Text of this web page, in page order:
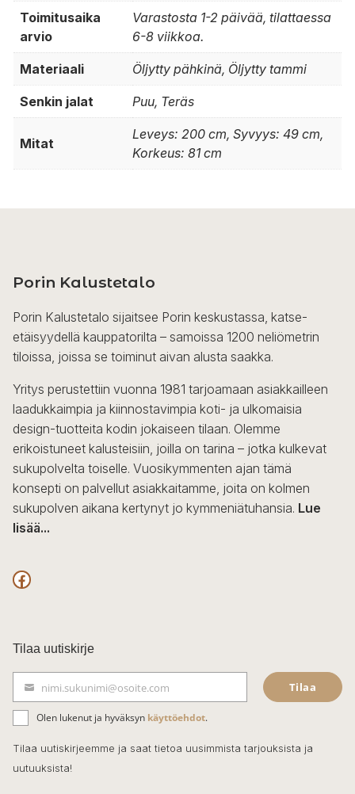
Toimitusaika
arvio
Varastosta 1-2 päivää, tilattaessa
6-8 viikkoa.
Materiaali Öljytty pähkinä, Öljytty tammi
Senkin jalat Puu, Teräs
Mitat
Leveys: 200 cm, Syvyys: 49 cm,
Korkeus: 81 cm
Porin Kalustetalo
Porin Kalustetalo sijaitsee Porin keskustassa, katse-
etäisyydellä kauppatorilta – samoissa 1200 neliömetrin
tiloissa, joissa se toiminut aivan alusta saakka.
Yritys perustettiin vuonna 1981 tarjoamaan asiakkailleen
laadukkaimpia ja kiinnostavimpia koti- ja ulkomaisia
design-tuotteita kodin jokaiseen tilaan. Olemme
erikoistuneet kalusteisiin, joilla on tarina – jotka kulkevat
sukupolvelta toiselle. Vuosikymmenten ajan tämä
konsepti on palvellut asiakkaitamme, joita on kolmen
sukupolven aikana kertynyt jo kymmeniätuhansia. Lue
lisää...
F
c
e
b
o
o
k
Tilaa uutiskirje
ä
h
k
nimi.sukunimi@osoite.com Tilaa
Olen lukenut ja hyväksyn käyttöehdot.
Tilaa uutiskirjeemme ja saat tietoa uusimmista tarjouksista ja
uutuuksista!